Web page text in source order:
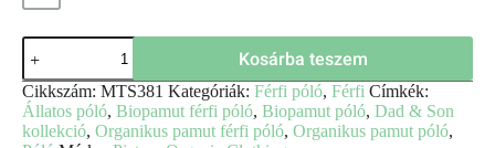
Kosárba teszem
Cikkszám: MTS381 Kategóriák: Férfi póló, Férfi Címkék:
Állatos póló, Biopamut férfi póló, Biopamut póló, Dad & Son
kollekció, Organikus pamut férfi póló, Organikus pamut póló,